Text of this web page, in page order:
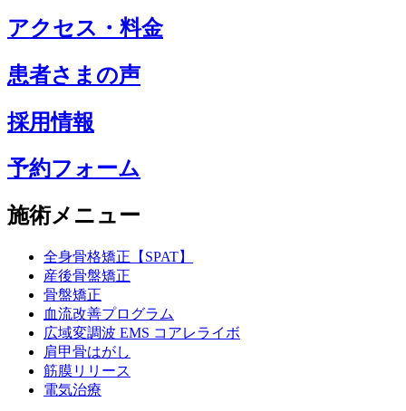
アクセス・料金
患者さまの声
採用情報
予約フォーム
施術メニュー
全身骨格矯正【SPAT】
産後骨盤矯正
骨盤矯正
血流改善プログラム
広域変調波 EMS コアレライボ
肩甲骨はがし
筋膜リリース
電気治療